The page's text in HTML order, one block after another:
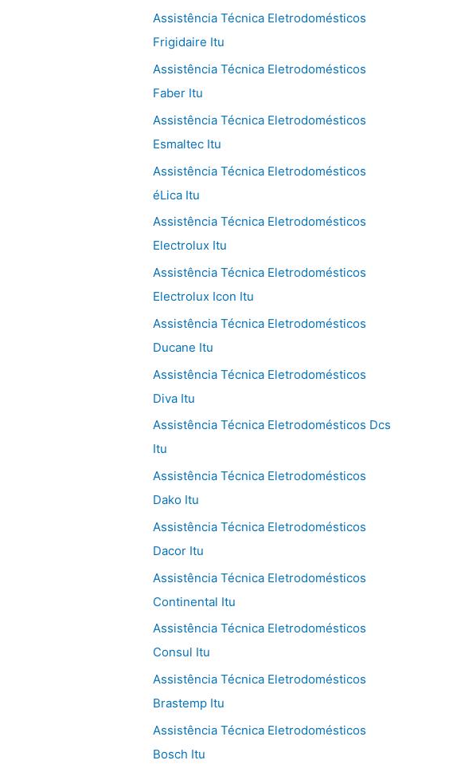
Assistência Técnica Eletrodomésticos
Frigidaire Itu
Assistência Técnica Eletrodomésticos
Faber Itu
Assistência Técnica Eletrodomésticos
Esmaltec Itu
Assistência Técnica Eletrodomésticos
éLica Itu
Assistência Técnica Eletrodomésticos
Electrolux Itu
Assistência Técnica Eletrodomésticos
Electrolux Icon Itu
Assistência Técnica Eletrodomésticos
Ducane Itu
Assistência Técnica Eletrodomésticos
Diva Itu
Assistência Técnica Eletrodomésticos Dcs
Itu
Assistência Técnica Eletrodomésticos
Dako Itu
Assistência Técnica Eletrodomésticos
Dacor Itu
Assistência Técnica Eletrodomésticos
Continental Itu
Assistência Técnica Eletrodomésticos
Consul Itu
Assistência Técnica Eletrodomésticos
Brastemp Itu
Assistência Técnica Eletrodomésticos
Bosch Itu